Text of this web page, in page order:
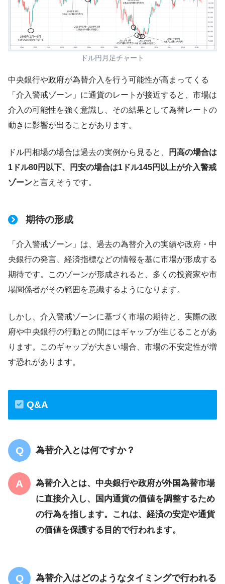
ドル円月足チャート
中央銀行や政府が為替介入を行う可能性が高まってくる
「介入警戒ゾーン」に通貨のレートが接近すると、市場は
介入の可能性を強く意識し、その結果として為替レートの
動きに影響が出ることがあります。
ドル円相場の場合は過去の実例から見ると、
円高の場合は
1ドル80円以下、円安の場合は1ドル145円以上が介入警戒
ゾーンと言えそうです。
期待の形成
「介入警戒ゾーン」は、過去の為替介入の実績や政府・中
央銀行の発言、経済指標などの情報を基に市場が形成する
期待です。このゾーンが形成されると、多くの投資家や市
場関係者がその範囲を意識するようになります。
しかし、介入警戒ゾーンに基づく市場の期待と、実際の政
府や中央銀行の行動との間にはギャップが生じることがあ
ります。このギャップが大きい場合、市場の不安定性が増
す恐れがあります。
Q&A
為替介入とは何ですか？
為替介入とは、中央銀行や政府が外国為替市場
に直接介入し、国内通貨の価値を調整するため
の行為を指します。これは、経済の安定や通貨
の価値を保護する目的で行われます。
為替介入はどのようなタイミングで行われる